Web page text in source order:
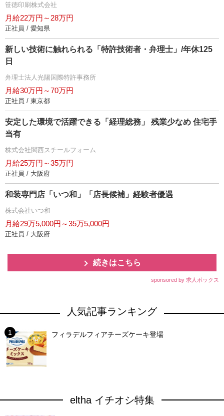
笹徳印刷株式会社
月給22万円～28万円
正社員 / 愛知県
新しい技術に触れられる「特許技術者・弁理士」/年休125
日
弁理士法人光陽国際特許事務所
月給30万円～70万円
正社員 / 東京都
安定した環境で活躍できる「経理総務」 残業少なめ 住宅手
当有
株式会社関西スチールフォーム
月給25万円～35万円
正社員 / 大阪府
和装専門店「いつ和」「店長候補」経験者優遇
株式会社いつ和
月給29万5,000円～35万5,000円
正社員 / 大阪府
続きはこちら
sponsored by 求人ボックス
人気記事ランキング
フィラデルフィアチーズケーキ登場
eltha イチオシ特集